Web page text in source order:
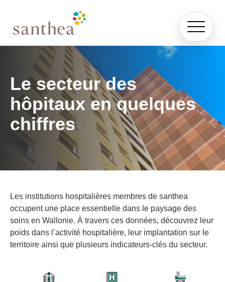
Le secteur des
hôpitaux en quelques
chiffres
Les institutions hospitalières membres de santhea
occupent une place essentielle dans le paysage des
soins en Wallonie. À travers ces données, découvrez leur
poids dans l’activité hospitalière, leur implantation sur le
territoire ainsi que plusieurs indicateurs-clés du secteur.